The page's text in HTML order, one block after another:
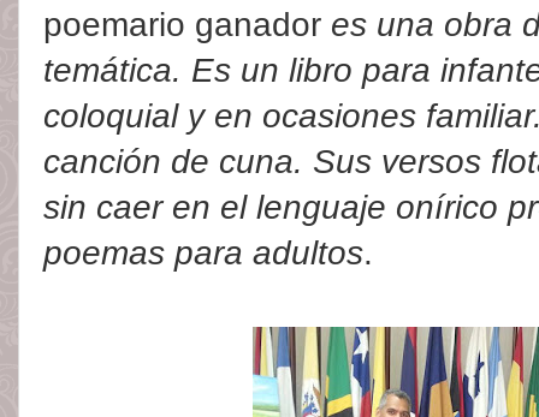
poemario ganador es una obra
temática. Es un libro para
coloquial y en ocasiones
canción de cuna. Sus versos
sin caer en el lenguaje onírico
poemas para adultos.